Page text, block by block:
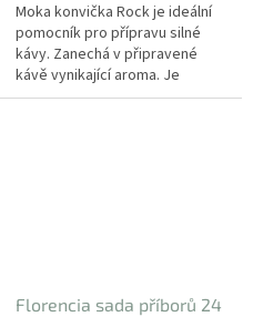
Moka konvička Rock je ideální
pomocník pro přípravu silné
kávy. Zanechá v připravené
kávě vynikající aroma. Je
vybavena
Florencia sada příborů 24